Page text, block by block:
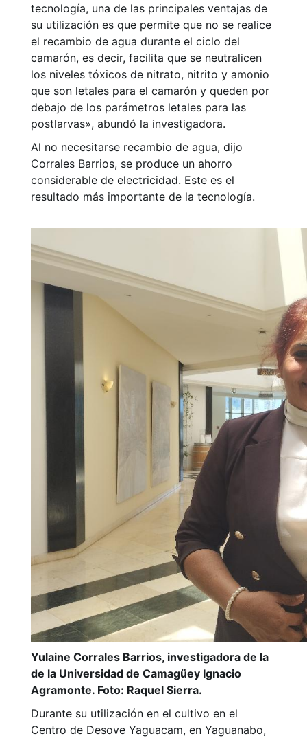
tecnología, una de las principales ventajas de
su utilización es que permite que no se realice
el recambio de agua durante el ciclo del
camarón, es decir, facilita que se neutralicen
los niveles tóxicos de nitrato, nitrito y amonio
que son letales para el camarón y queden por
debajo de los parámetros letales para las
postlarvas», abundó la investigadora.
Al no necesitarse recambio de agua, dijo
Corrales Barrios, se produce un ahorro
considerable de electricidad. Este es el
resultado más importante de la tecnología.
Yulaine Corrales Barrios, investigadora de la
de la Universidad de Camagüey Ignacio
Agramonte. Foto: Raquel Sierra.
Durante su utilización en el cultivo en el
Centro de Desove Yaguacam, en Yaguanabo,